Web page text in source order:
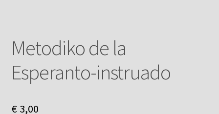
Metodiko de la
Esperanto-instruado
€3,00